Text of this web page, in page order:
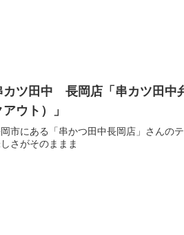
カツ田中 長岡店「串カツ田中
アウト）」
市にある「串かつ田中長岡店」さんの
さがそのままま